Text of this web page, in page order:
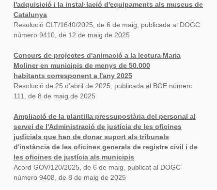
l'adquisició i la instal·lació d'equipaments als museus de
Catalunya
Resolució CLT/1640/2025, de 6 de maig, publicada al DOGC
número 9410, de 12 de maig de 2025
Concurs de projectes d'animació a la lectura Maria
Moliner en municipis de menys de 50.000
habitants corresponent a l'any 2025
Resolució de 25 d’abril de 2025, publicada al BOE número
111, de 8 de maig de 2025
Ampliació de la plantilla pressupostària del personal al
servei de l'Administració de justícia de les oficines
judicials que han de donar suport als tribunals
d'instància de les oficines generals de registre civil i de
les oficines de justícia als municipis
Acord GOV/120/2025, de 6 de maig, publicat al DOGC
número 9408, de 8 de maig de 2025